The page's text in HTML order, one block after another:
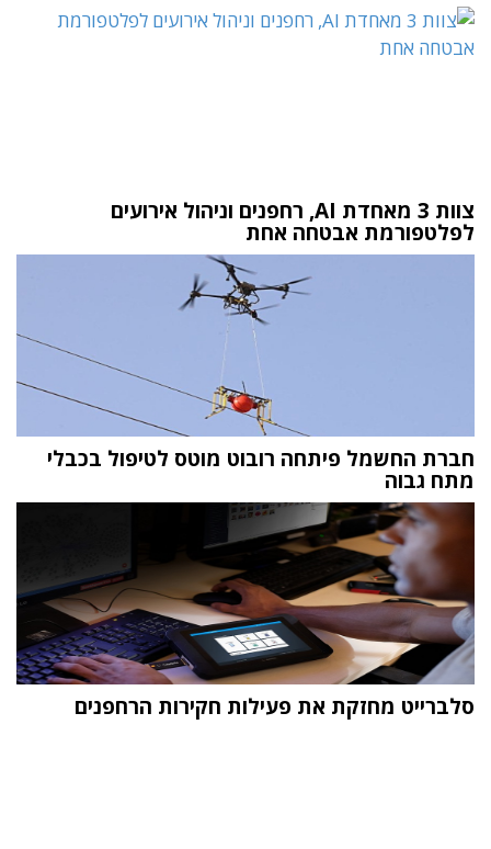
צוות 3 מאחדת AI, רחפנים וניהול אירועים
לפלטפורמת אבטחה אחת
חברת החשמל פיתחה רובוט מוטס לטיפול בכבלי
מתח גבוה
סלברייט מחזקת את פעילות חקירות הרחפנים